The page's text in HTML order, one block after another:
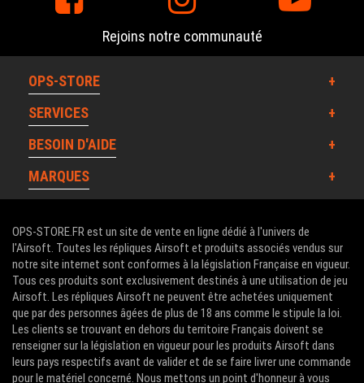
Rejoins notre communauté
OPS-STORE
SERVICES
BESOIN D'AIDE
MARQUES
OPS-STORE.FR est un site de vente en ligne dédié à l'univers de
l'Airsoft. Toutes les répliques Airsoft et produits associés vendus sur
notre site internet sont conformes à la législation Française en vigueur.
Tous ces produits sont exclusivement destinés à une utilisation de jeu
Airsoft. Les répliques Airsoft ne peuvent être achetées uniquement
que par des personnes âgées de plus de 18 ans comme le stipule la loi.
Les clients se trouvant en dehors du territoire Français doivent se
renseigner sur la législation en vigueur pour les produits Airsoft dans
leurs pays respectifs avant de valider et de se faire livrer une commande
pour le matériel concerné. Nous mettons un point d'honneur à vous